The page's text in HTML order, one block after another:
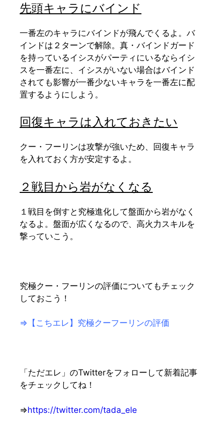
先頭キャラにバインド
一番左のキャラにバインドが飛んでくるよ。バ
インドは２ターンで解除。真・バインドガード
を持っているイシスがパーティにいるならイシ
スを一番左に、イシスがいない場合はバインド
されても影響が一番少ないキャラを一番左に配
置するようにしよう。
回復キャラは入れておきたい
クー・フーリンは攻撃が強いため、回復キャラ
を入れておく方が安定するよ。
２戦目から岩がなくなる
１戦目を倒すと究極進化して盤面から岩がなく
なるよ。盤面が広くなるので、高火力スキルを
撃っていこう。
究極クー・フーリンの評価についてもチェック
しておこう！
⇒【こちエレ】究極クーフーリンの評価
「ただエレ」のTwitterをフォローして新着記事
をチェックしてね！
⇒https://twitter.com/tada_ele